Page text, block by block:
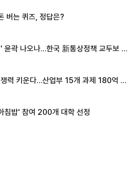
버는 퀴즈, 정답은?
윤곽 나오나…한국 新통상정책 교두보 활
력 키운다…산업부 15개 과제 180억 지
침밥' 참여 200개 대학 선정